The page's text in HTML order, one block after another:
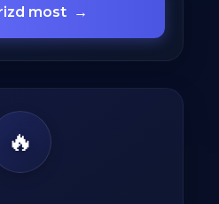
most →
🔥